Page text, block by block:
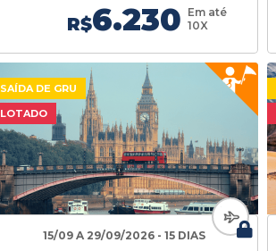
R$6.230 Em até
10X
SAÍDA DE GRU
LOTADO
15/09 A 29/09/2026 - 15 DIAS